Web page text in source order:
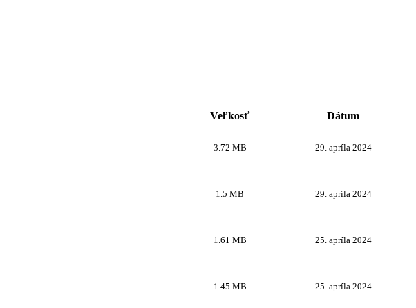
Veľkosť
Dátum
3.72 MB 29. apríla 2024
1.5 MB 29. apríla 2024
1.61 MB 25. apríla 2024
1.45 MB 25. apríla 2024